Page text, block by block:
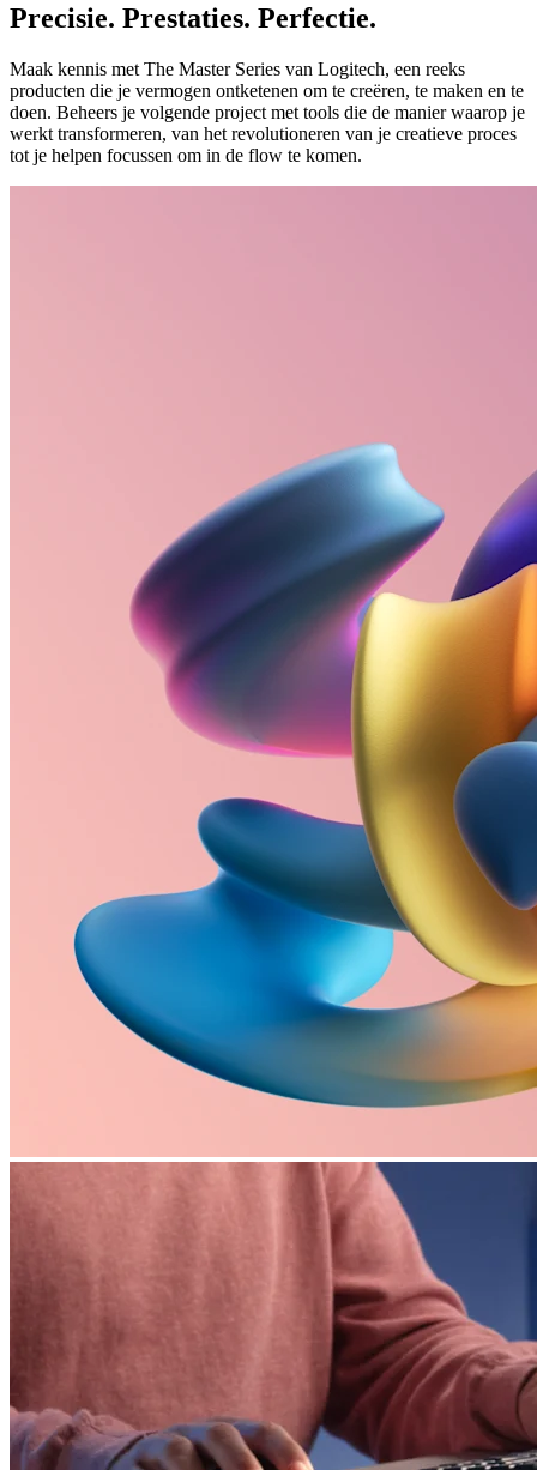
Precisie. Prestaties. Perfectie.
Maak kennis met The Master Series van Logitech, een reeks
producten die je vermogen ontketenen om te creëren, te maken en te
doen. Beheers je volgende project met tools die de manier waarop je
werkt transformeren, van het revolutioneren van je creatieve proces
tot je helpen focussen om in de flow te komen.